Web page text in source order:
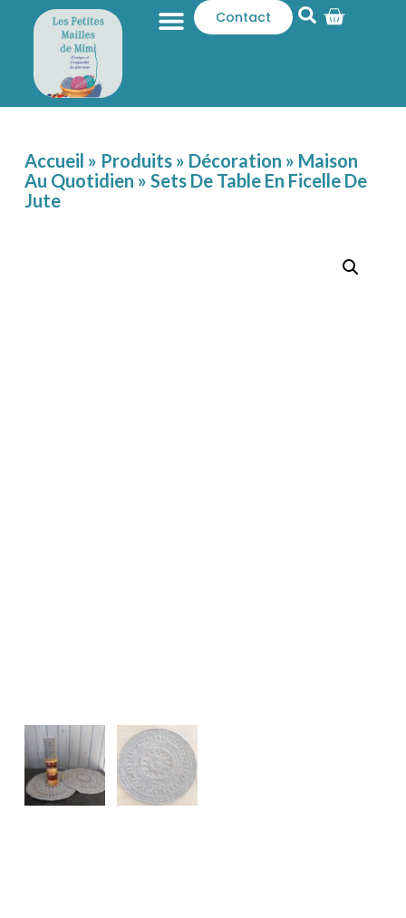
Contact
Accueil » Produits» Décoration » Maison
Au Quotidien » Sets De Table En Ficelle De
Jute